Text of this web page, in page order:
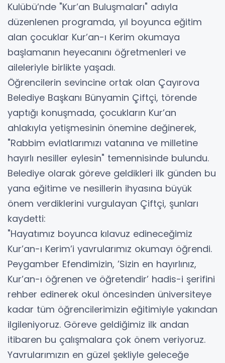
Kulübü’nde "Kur’an Buluşmaları" adıyla
düzenlenen programda, yıl boyunca eğitim
alan çocuklar Kur’an-ı Kerim okumaya
başlamanın heyecanını öğretmenleri ve
aileleriyle birlikte yaşadı.
Öğrencilerin sevincine ortak olan Çayırova
Belediye Başkanı Bünyamin Çiftçi, törende
yaptığı konuşmada, çocukların Kur’an
ahlakıyla yetişmesinin önemine değinerek,
"Rabbim evlatlarımızı vatanına ve milletine
hayırlı nesiller eylesin" temennisinde bulundu.
Belediye olarak göreve geldikleri ilk günden bu
yana eğitime ve nesillerin ihyasına büyük
önem verdiklerini vurgulayan Çiftçi, şunları
kaydetti:
"Hayatımız boyunca kılavuz edineceğimiz
Kur’an-ı Kerim’i yavrularımız okumayı öğrendi.
Peygamber Efendimizin, ’Sizin en hayırlınız,
Kur’an-ı öğrenen ve öğretendir’ hadis-i şerifini
rehber edinerek okul öncesinden üniversiteye
kadar tüm öğrencilerimizin eğitimiyle yakından
ilgileniyoruz. Göreve geldiğimiz ilk andan
itibaren bu çalışmalara çok önem veriyoruz.
Yavrularımızın en güzel şekliyle geleceğe